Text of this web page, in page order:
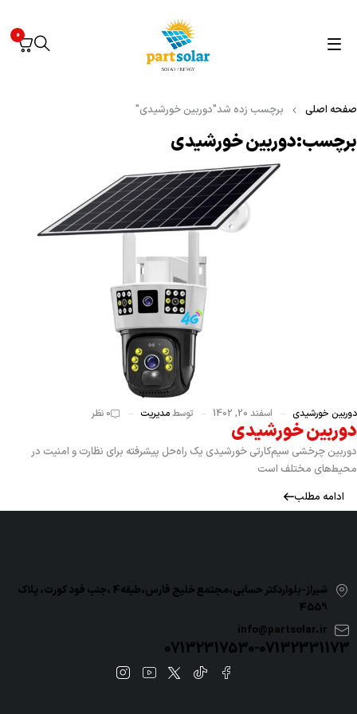
0
برچسب:دوربین خورشیدی
صفحه اصلی برچسب زده شد"دوربین خورشیدی"
دوربین خورشیدی اسفند 20, 1402 توسطمدیریت 0 نظر
دوربین خورشیدی
دوربین چرخشی سیم‌کارتی خورشیدی یک راه‌حل پیشرفته برای نظارت و امنیت در
محیط‌های مختلف است
ادامه مطلب
شیراز-بلواردکتر حسابی،مجتمع خلیج فارس،طبقه4 ،جنب فود کورت، پلاک
4559
info@partsolar.ir
07132317530-07132331173